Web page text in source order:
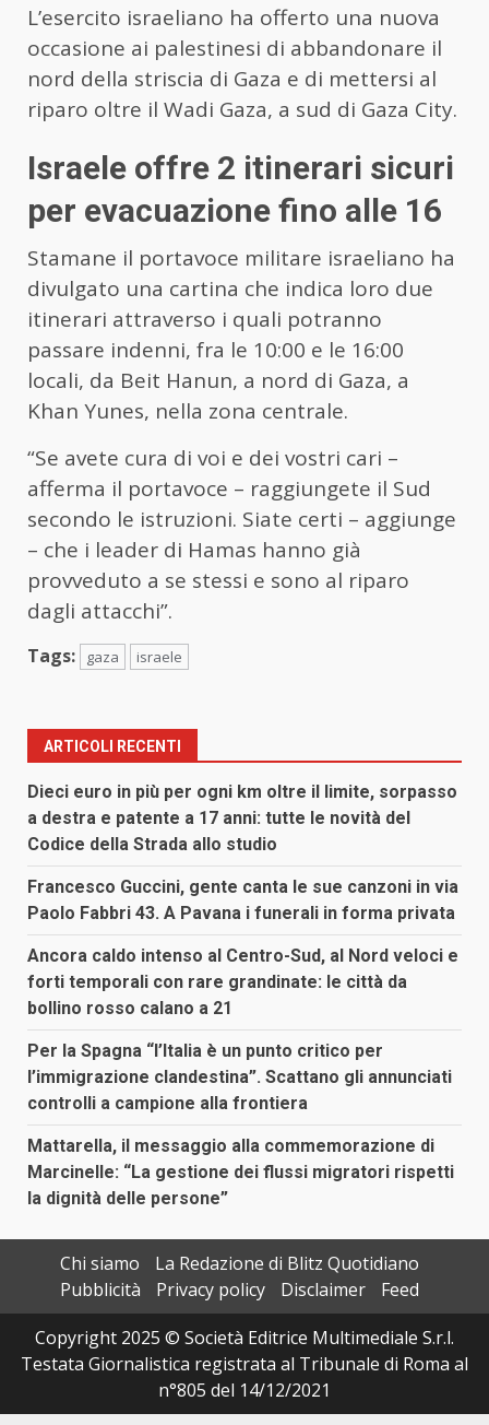
L’esercito israeliano ha offerto una nuova
occasione ai palestinesi di abbandonare il
nord della striscia di Gaza e di mettersi al
riparo oltre il Wadi Gaza, a sud di Gaza City.
Israele offre 2 itinerari sicuri
per evacuazione fino alle 16
Stamane il portavoce militare israeliano ha
divulgato una cartina che indica loro due
itinerari attraverso i quali potranno
passare indenni, fra le 10:00 e le 16:00
locali, da Beit Hanun, a nord di Gaza, a
Khan Yunes, nella zona centrale.
“Se avete cura di voi e dei vostri cari –
afferma il portavoce – raggiungete il Sud
secondo le istruzioni. Siate certi – aggiunge
– che i leader di Hamas hanno già
provveduto a se stessi e sono al riparo
dagli attacchi”.
Tags: gaza israele
ARTICOLI RECENTI
Dieci euro in più per ogni km oltre il limite, sorpasso
a destra e patente a 17 anni: tutte le novità del
Codice della Strada allo studio
Francesco Guccini, gente canta le sue canzoni in via
Paolo Fabbri 43. A Pavana i funerali in forma privata
Ancora caldo intenso al Centro-Sud, al Nord veloci e
forti temporali con rare grandinate: le città da
bollino rosso calano a 21
Per la Spagna “l’Italia è un punto critico per
l’immigrazione clandestina”. Scattano gli annunciati
controlli a campione alla frontiera
Mattarella, il messaggio alla commemorazione di
Marcinelle: “La gestione dei flussi migratori rispetti
la dignità delle persone”
Chi siamo
La Redazione di Blitz Quotidiano
Pubblicità
Privacy policy Disclaimer
Feed
Copyright 2025 © Società Editrice Multimediale S.r.l.
Testata Giornalistica registrata al Tribunale di Roma al
n°805 del 14/12/2021